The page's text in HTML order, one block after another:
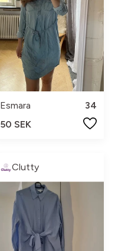
Esmara
34
50 SEK
Clutty